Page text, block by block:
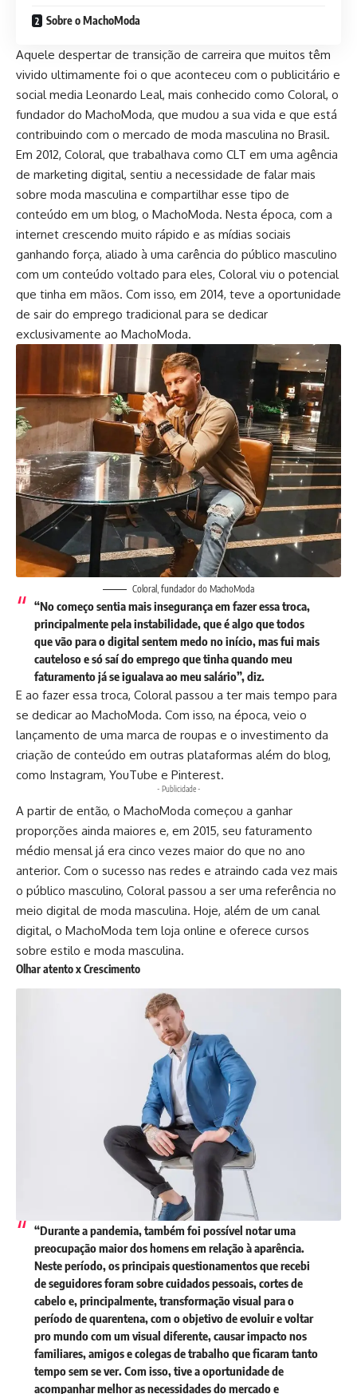
Sobre o MachoModa
Aquele despertar de transição de carreira que muitos têm
vivido ultimamente foi o que aconteceu com o publicitário e
social media Leonardo Leal, mais conhecido como Coloral, o
fundador do MachoModa, que mudou a sua vida e que está
contribuindo com o mercado de moda masculina no Brasil.
Em 2012, Coloral, que trabalhava como CLT em uma agência
de marketing digital, sentiu a necessidade de falar mais
sobre moda masculina e compartilhar esse tipo de
conteúdo em um blog, o MachoModa. Nesta época, com a
internet crescendo muito rápido e as mídias sociais
ganhando força, aliado à uma carência do público masculino
com um conteúdo voltado para eles, Coloral viu o potencial
que tinha em mãos. Com isso, em 2014, teve a oportunidade
de sair do emprego tradicional para se dedicar
exclusivamente ao MachoModa.
Coloral, fundador do MachoModa
“No começo sentia mais insegurança em fazer essa troca,
principalmente pela instabilidade, que é algo que todos
que vão para o digital sentem medo no início, mas fui mais
cauteloso e só saí do emprego que tinha quando meu
faturamento já se igualava ao meu salário”, diz.
E ao fazer essa troca, Coloral passou a ter mais tempo para
se dedicar ao MachoModa. Com isso, na época, veio o
lançamento de uma marca de roupas e o investimento da
criação de conteúdo em outras plataformas além do blog,
como Instagram, YouTube e Pinterest.
- Publicidade -
A partir de então, o MachoModa começou a ganhar
proporções ainda maiores e, em 2015, seu faturamento
médio mensal já era cinco vezes maior do que no ano
anterior. Com o sucesso nas redes e atraindo cada vez mais
o público masculino, Coloral passou a ser uma referência no
meio digital de moda masculina. Hoje, além de um canal
digital, o MachoModa tem loja online e oferece cursos
sobre estilo e moda masculina.
Olhar atento x Crescimento
“Durante a pandemia, também foi possível notar uma
preocupação maior dos homens em relação à aparência.
Neste período, os principais questionamentos que recebi
de seguidores foram sobre cuidados pessoais, cortes de
cabelo e, principalmente, transformação visual para o
período de quarentena, com o objetivo de evoluir e voltar
pro mundo com um visual diferente, causar impacto nos
familiares, amigos e colegas de trabalho que ficaram tanto
tempo sem se ver. Com isso, tive a oportunidade de
acompanhar melhor as necessidades do mercado e